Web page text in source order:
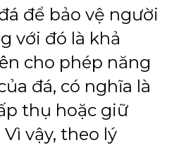
để bảo vệ người
với đó là khả
cho phép năng
đá, có nghĩa là
thụ hoặc giữ
vậy, theo lý